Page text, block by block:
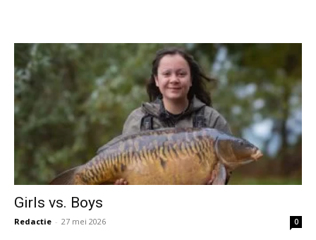
Girls vs. Boys
Redactie - 27 mei 2026 0